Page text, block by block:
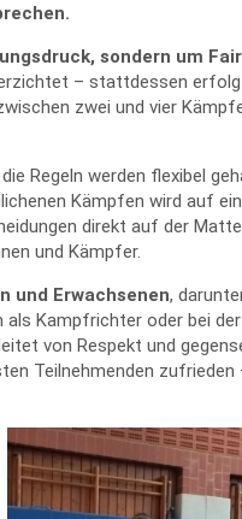
sondern um
– stattdessen
zwei und vier
die Regeln werden flexibel
Kämpfen wird auf
direkt auf der
und Kämpfer.
und Erwachsenen,
Kampfrichter oder bei
von Respekt und
Teilnehmenden